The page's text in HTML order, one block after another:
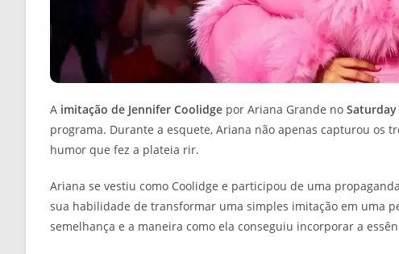
A imitação de Jennifer Coolidge por Ariana Grande no
programa. Durante a esquete, Ariana não apenas capturou os
humor que fez a plateia rir.
Ariana se vestiu como Coolidge e participou de uma
sua habilidade de transformar uma simples imitação em uma
semelhança e a maneira como ela conseguiu incorporar a